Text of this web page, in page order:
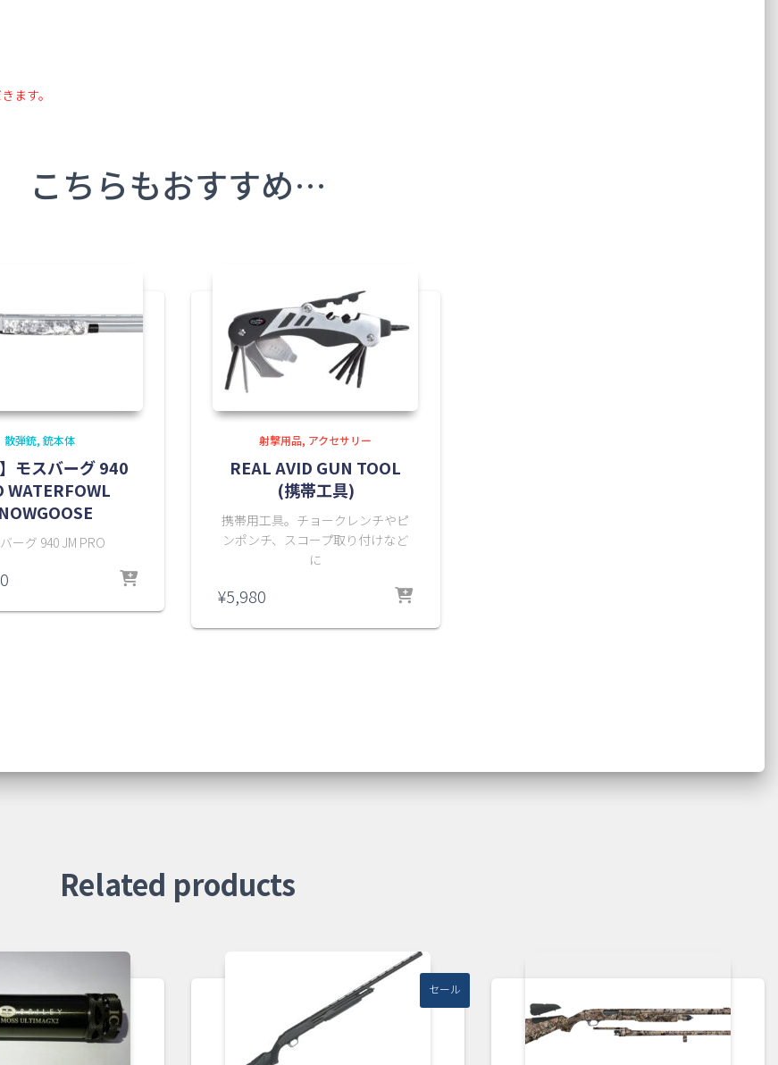
ます。
こちらもおすすめ…
散弾銃 銃本体
】モスバーグ 940
WATERFOWL
ーグ 940 JM PRO
射撃用品 アクセサリー
REAL AVID GUN TOOL
(携帯工具)
携帯用工具。チョークレンチやピ
ンポンチ、スコープ取り付けなど
に
¥5,980
Related products
セール